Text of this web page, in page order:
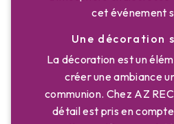
cet événement
Une décoration
La décoration est un
créer une ambiance
communion. Chez AZ
détail est pris en